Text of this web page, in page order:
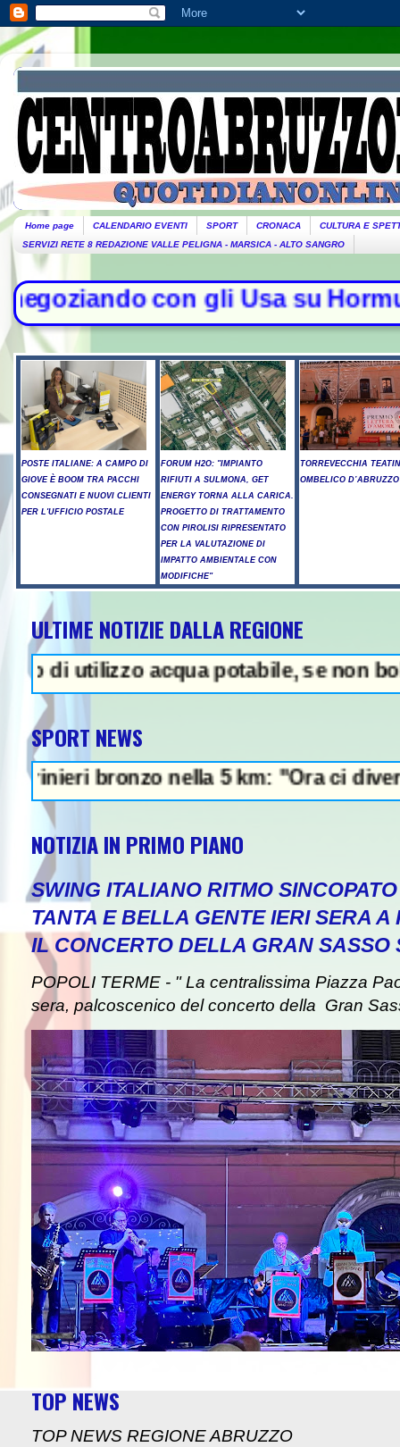
Home page CALENDARIO EVENTI SPORT CRONACA
CULTURA E
SERVIZI RETE 8 REDAZIONE VALLE PELIGNA - MARSICA - ALTO SANGRO
con gli Usa su Hormuz, solo
POSTE ITALIANE: A CAMPO DI
GIOVE È BOOM TRA PACCHI
CONSEGNATI E NUOVI CLIENTI
PER L'UFFICIO POSTALE
FORUM H2O: "IMPIANTO
RIFIUTI A SULMONA, GET
ENERGY TORNA ALLA CARICA.
PROGETTO DI TRATTAMENTO
CON PIROLISI RIPRESENTATO
PER LA VALUTAZIONE DI
IMPATTO AMBIENTALE CON
MODIFICHE"
TORREVECCHIA
OMBELICO D’ABRUZZO
ULTIME NOTIZIE DALLA REGIONE
acqua potabile, se non bollita -
SPORT NEWS
bronzo nella 5 km: "Ora ci divertiamo
NOTIZIA IN PRIMO PIANO
SWING ITALIANO RITMO
TANTA E BELLA GENTE IERI SERA A
IL CONCERTO DELLA GRAN SASSO
POPOLI TERME - " La centralissima Piazza
sera, palcoscenico del concerto della Gran
TOP NEWS
TOP NEWS REGIONE ABRUZZO
- Trump, "abbiamo molte